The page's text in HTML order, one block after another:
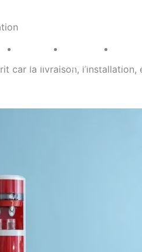
chaude
gazeuse
car la livraison,